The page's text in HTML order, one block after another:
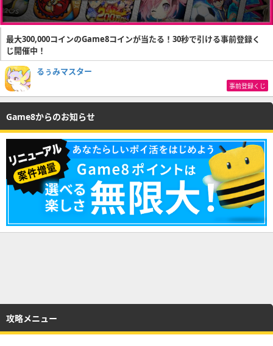
最大300,000コインのGame8コインが当たる！30秒で引ける事前登録く
じ開催中！
るぅみマスター
事前登録くじ
Game8からのお知らせ
攻略メニュー